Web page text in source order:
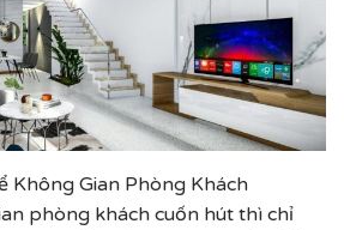
Không Gian Phòng Khách
phòng khách cuốn hút thì chỉ